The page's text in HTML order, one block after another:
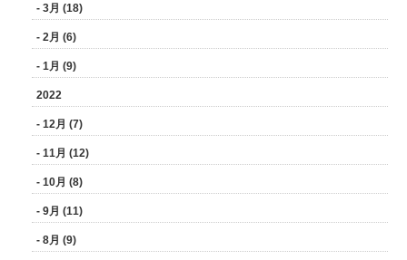
- 3月 (18)
- 2月 (6)
- 1月 (9)
2022
- 12月 (7)
- 11月 (12)
- 10月 (8)
- 9月 (11)
- 8月 (9)